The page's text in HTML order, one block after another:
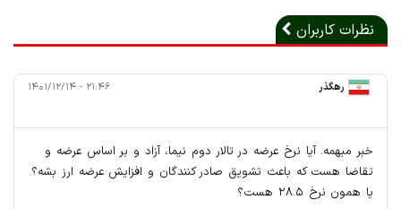
نظرات کاربران
رهگذر ۲۱:۴۶ - ۱۴۰۱/۱۲/۱۴
خبر مبهمه. آیا نرخ عرضه در تالار دوم نیما، آزاد و بر اساس عرضه و
تقاضا هست که باعث تشویق صادر کنندگان و افزایش عرضه ارز بشه؟
یا همون نرخ ۲۸.۵ هست؟